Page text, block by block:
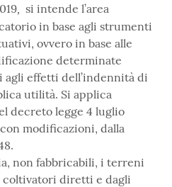
si intende l’area
in base agli strumenti
ovvero in base alle
determinate
effetti dell’indennità di
utilità. Si applica
decreto legge 4 luglio
modificazioni, dalla
non fabbricabili, i terreni
diretti e dagli